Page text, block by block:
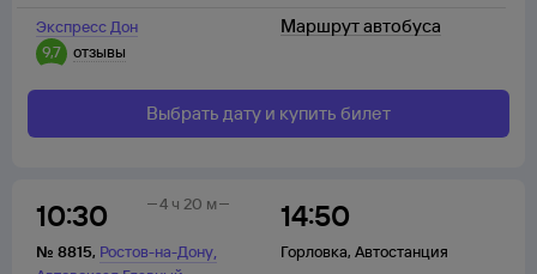
Экспресс Дон
9,7
отзывы
Маршрут автобуса
Выбрать дату и купить билет
10:30
№ 8815, Ростов-на-Дону,
14:50
Горловка, Автостанция
4 ч 20 м